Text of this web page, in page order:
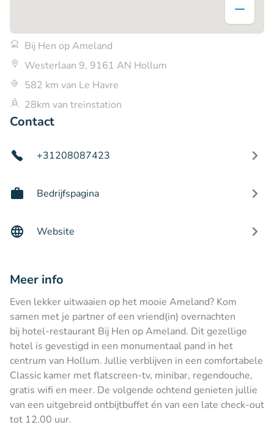
Bij Hen op Ameland
Westerlaan 9, 9161 AN Hollum
582 km van Le Havre
28km van treinstation
Contact
+31208087423
Bedrijfspagina
Website
Meer info
Even lekker uitwaaien op het mooie Ameland? Kom
samen met je partner of een vriend(in) overnachten
bij hotel-restaurant Bij Hen op Ameland. Dit gezellige
hotel is gevestigd in een monumentaal pand in het
centrum van Hollum. Jullie verblijven in een comfortabele
Classic kamer met flatscreen-tv, minibar, regendouche,
gratis wifi en meer. De volgende ochtend genieten jullie
van een uitgebreid ontbijtbuffet én van een late check-out
tot 12.00 uur.